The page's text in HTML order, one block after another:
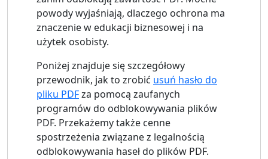
powody wyjaśniają, dlaczego ochrona ma
znaczenie w edukacji biznesowej i na
użytek osobisty.
Poniżej znajduje się szczegółowy
przewodnik, jak to zrobić usuń hasło do
pliku PDFza pomocą zaufanych
programów do odblokowywania plików
PDF. Przekażemy także cenne
spostrzeżenia związane z legalnością
odblokowywania haseł do plików PDF.